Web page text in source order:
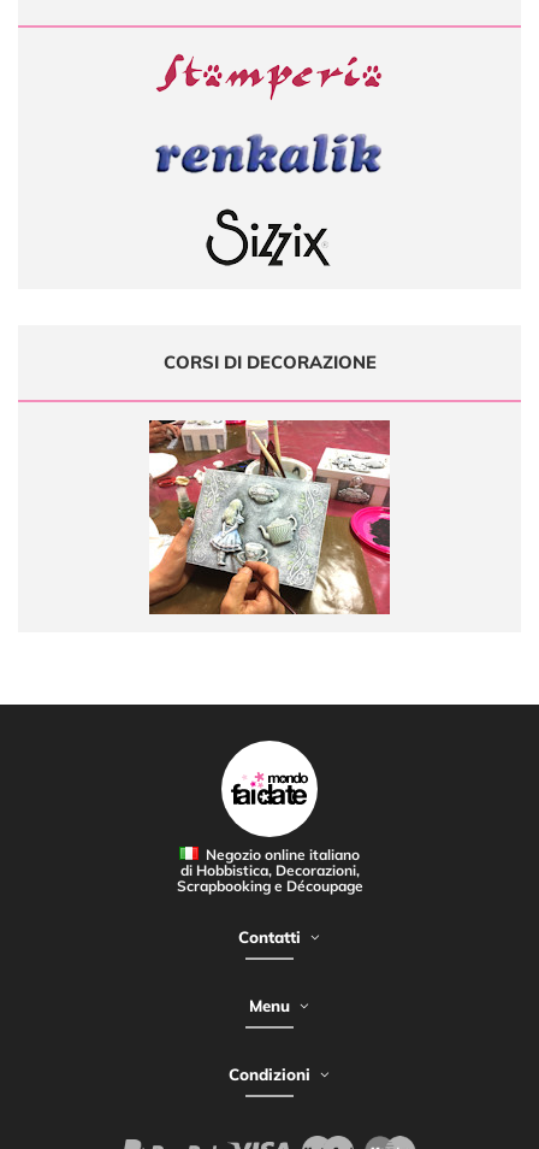
CORSI DI DECORAZIONE
Negozio online italiano
di Hobbistica, Decorazioni,
Scrapbooking e Découpage
Contatti
Menu
Condizioni